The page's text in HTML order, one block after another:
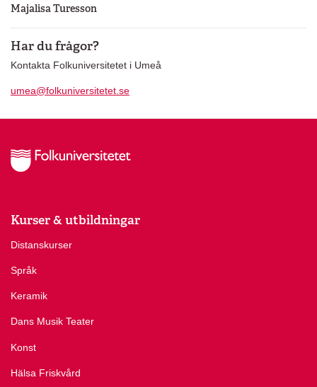
Majalisa Turesson
Har du frågor?
Kontakta Folkuniversitetet i Umeå
umea@folkuniversitetet.se
Kurser & utbildningar
Distanskurser
Språk
Keramik
Dans Musik Teater
Konst
Hälsa Friskvård